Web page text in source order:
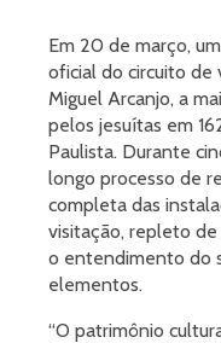
Em 20 de março,
oficial do circuito de
Miguel Arcanjo, a
pelos jesuítas em
Paulista. Durante
longo processo de
completa das
visitação, repleto
o entendimento do
elementos.
“O patrimônio